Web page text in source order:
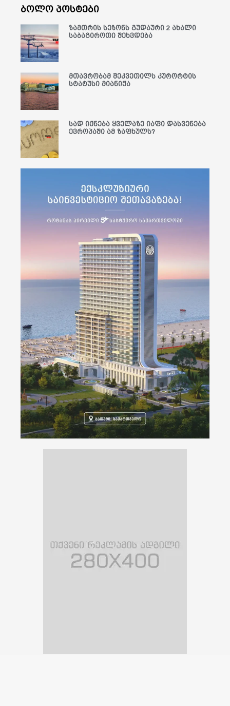
ბოლო პოსტები
ზამთრის სეზონს გუდაური 2 ახალი
საბაგიროთი შეხვდება
მთავრობამ შეკვეთილს კურორტის
სტატუსი მიანიჭა
სად იქნება ყველაზე იაფი დასვენება
ევროპაში ამ ზაფხულს?